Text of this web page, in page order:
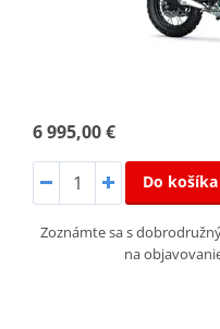
6 995,00 €
Do košíka
Zoznámte sa s
na